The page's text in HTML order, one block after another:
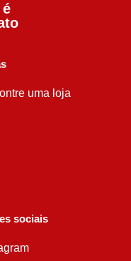
uma loja
sociais